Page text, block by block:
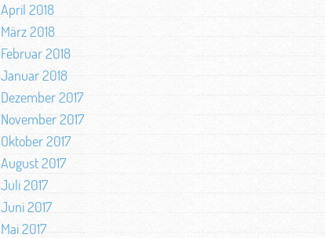
April 2018
März 2018
Februar 2018
Januar 2018
Dezember 2017
November 2017
Oktober 2017
August 2017
Juli 2017
Juni 2017
Mai 2017